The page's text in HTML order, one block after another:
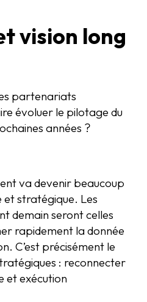
vision long
partenariats
évoluer le pilotage du
années ?
va devenir beaucoup
stratégique. Les
demain seront celles
rapidement la donnée
C’est précisément le
: reconnecter
et exécution